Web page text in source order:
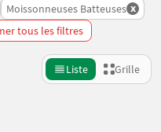
Moissonneuses Batteuses x
tous les filtres
Liste Grille